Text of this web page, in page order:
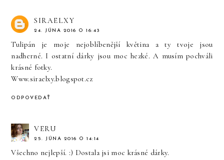
SIRAELXY
24. JÚNA 2016 O 16:43
Tulipán je moje nejoblíbenější květina a ty tvoje jsou
nadherné. I ostatní dárky jsou moc hezké. A musím pochváli
krásné fotky.
Www.siraelxy.blogspot.cz
ODPOVEDAŤ
VERU
25. JÚNA 2016 O 14:14
Všechno nejlepší. :) Dostala jsi moc krásné dárky.